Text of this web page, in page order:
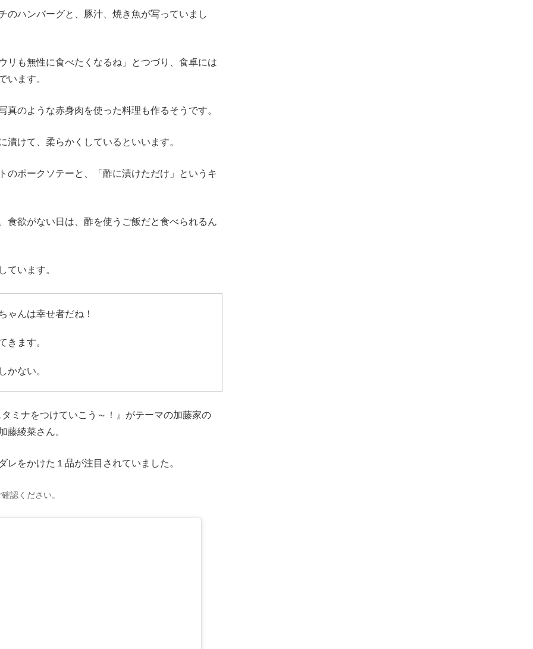
のハンバーグと、豚汁、焼き魚が写っていまし
リも無性に食べたくなるね」とつづり、食卓には
います。
のような赤身肉を使った料理も作るそうです。
けて、柔らかくしているといいます。
のポークソテーと、「酢に漬けただけ」というキ
食欲がない日は、酢を使うご飯だと食べられるん
ています。
ゃんは幸せ者だね！
きます。
かない。
ミナをつけていこう～！』がテーマの加藤家の
藤綾菜さん。
をかけた１品が注目されていました。
認ください。